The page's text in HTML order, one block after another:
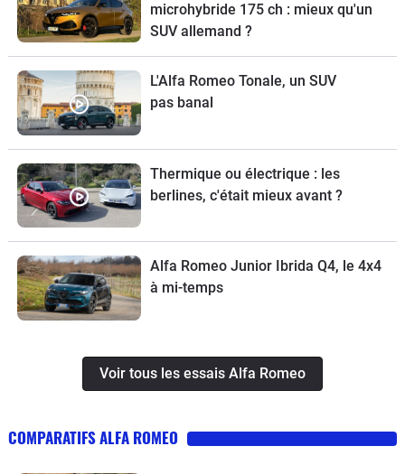
microhybride 175 ch : mieux qu'un
SUV allemand ?
L'Alfa Romeo Tonale, un SUV
pas banal
Thermique ou électrique : les
berlines, c'était mieux avant ?
Alfa Romeo Junior Ibrida Q4, le 4x4
à mi-temps
Voir tous les essais Alfa Romeo
COMPARATIFS ALFA ROMEO